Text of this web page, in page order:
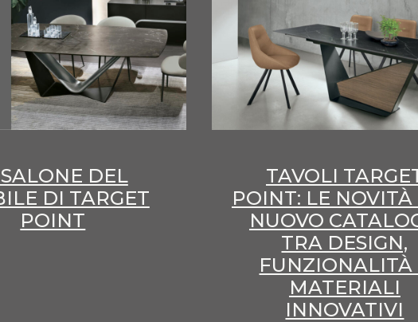
DEL
DI TARGET
POINT
TAVOLI
POINT: LE NOVITÀ
NUOVO
TRA DESIGN,
FUNZIONALITÀ
MATERIALI
INNOVATIVI